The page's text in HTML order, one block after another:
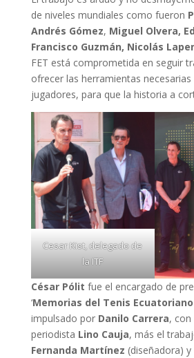
de niveles mundiales como fueron
Andrés Gómez, Miguel Olvera,
Francisco Guzmán, Nicolás
FET está comprometida en seguir
ofrecer las herramientas
jugadores, para que la historia a
Cesar Kist, delegado de
la ITF
César Pólit fue el encargado de
‘Memorias del Tenis
impulsado por Danilo Carrera, con
periodista Lino Cauja, más el
Fernanda Martínez (diseñadora) y